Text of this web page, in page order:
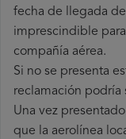
fecha de llegada
imprescindible
compañía aérea.
Si no se presenta
reclamación podría
Una vez
que la aerolínea